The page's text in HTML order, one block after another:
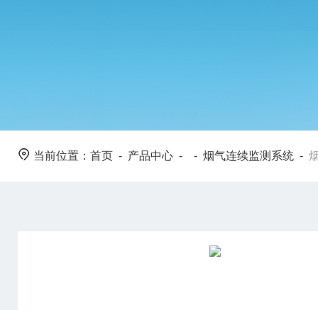
当前位置： 首页 - 产品中心 - - 烟气连续监测系统 -